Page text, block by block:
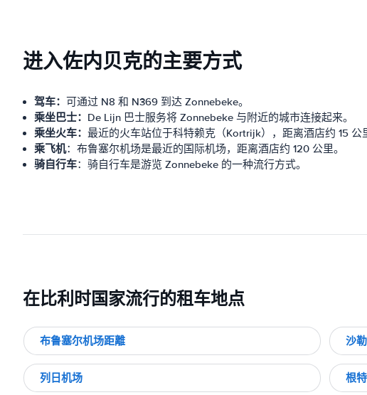
进入佐内贝克的主要方式
驾车： 可通过 N8 和 N369 到达 Zonnebeke。
乘坐巴士： De Lijn 巴士服务将 Zonnebeke 与附近的城市连接起来。
乘坐火车： 最近的火车站位于科特赖克（Kortrijk），距离酒店约 15 公
乘飞机：布鲁塞尔机场是最近的国际机场，距离酒店约 120 公里。
骑自行车：骑自行车是游览 Zonnebeke 的一种流行方式。
在比利时国家流行的租车地点
布鲁塞尔机场距離 沙
列日机场 根特